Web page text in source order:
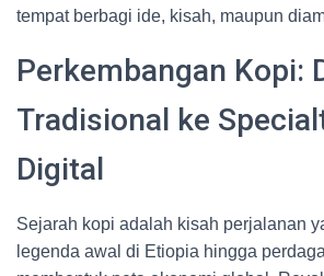
tempat berbagi ide, kisah, maupun
Perkembangan Kopi:
Tradisional ke
Digital
Sejarah kopi adalah kisah perjalanan
legenda awal di Etiopia hingga